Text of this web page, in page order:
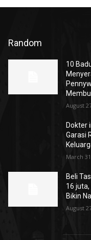
Random
10
August
Dokter
Garasi
March
Beli
16
Bikin
August